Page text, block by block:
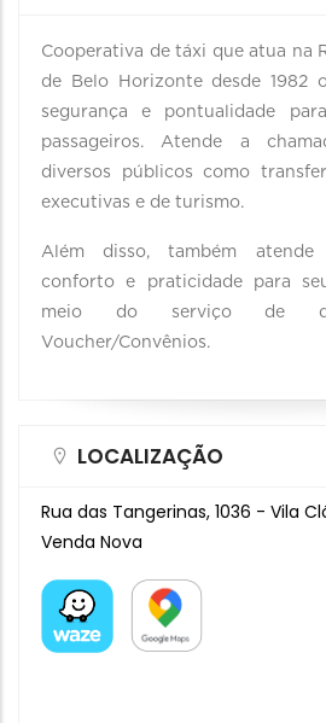
Cooperativa de táxi que atua na
de Belo Horizonte desde 1982
segurança e pontualidade
passageiros. Atende a
diversos públicos como
executivas e de turismo.
Além disso, também atende
conforto e praticidade para
meio do serviço de
Voucher/Convênios.
LOCALIZAÇÃO
Rua das Tangerinas, 1036 - Vila
Venda Nova